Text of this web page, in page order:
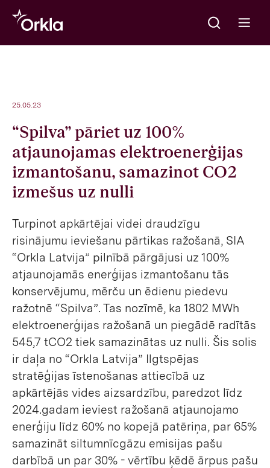
Go to frontpage
Meklēt
25.05.23
“Spilva” pāriet uz 100%
atjaunojamas elektroenerģijas
izmantošanu, samazinot CO2
izmešus uz nulli
Turpinot apkārtējai videi draudzīgu
risinājumu ieviešanu pārtikas ražošanā, SIA
“Orkla Latvija” pilnībā pārgājusi uz 100%
atjaunojamās enerģijas izmantošanu tās
konservējumu, mērču un ēdienu piedevu
ražotnē “Spilva”. Tas nozīmē, ka 1802 MWh
elektroenerģijas ražošanā un piegādē radītās
545,7 tCO2 tiek samazinātas uz nulli. Šis solis
ir daļa no “Orkla Latvija” Ilgtspējas
stratēģijas īstenošanas attiecībā uz
apkārtējās vides aizsardzību, paredzot līdz
2024.gadam ieviest ražošanā atjaunojamo
enerģiju līdz 60% no kopejā patēriņa, par 65%
samazināt siltumnīcgāzu emisijas pašu
darbībā un par 30% - vērtību ķēdē ārpus pašu